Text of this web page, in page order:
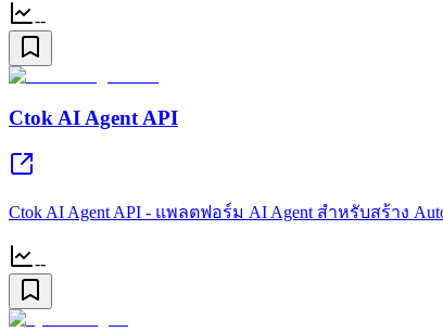
--
Ctok AI Agent API
Ctok AI Agent API - แพลตฟอร์ม AI Agent สำหรับสร้าง
--